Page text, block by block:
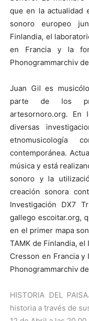
que en la actualidad
sonoro europeo
Finlandia, el
en Francia y la
Phonogrammarchiv
Juan Gil es
parte de los
artesornoro.org. En
diversas
contemporánea.
música y está
sonoro y la
creación sonora
Investigación DX7
gallego escoitar.org,
en el primer mapa
TAMK de Finlandia,
Cresson en Francia y
Phonogrammarchiv
HISTORIA DEL
historia a través de